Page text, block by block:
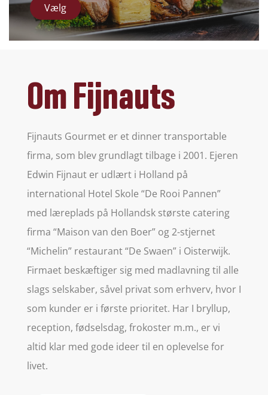
Vælg
Om Fijnauts
Fijnauts Gourmet er et dinner transportable
firma, som blev grundlagt tilbage i 2001. Ejeren
Edwin Fijnaut er udlært i Holland på
international Hotel Skole “De Rooi Pannen”
med læreplads på Hollandsk største catering
firma “Maison van den Boer” og 2-stjernet
“Michelin” restaurant “De Swaen” i Oisterwijk.
Firmaet beskæftiger sig med madlavning til alle
slags selskaber, såvel privat som erhverv, hvor I
som kunder er i første prioritet. Har I bryllup,
reception, fødselsdag, frokoster m.m., er vi
altid klar med gode ideer til en oplevelse for
livet.